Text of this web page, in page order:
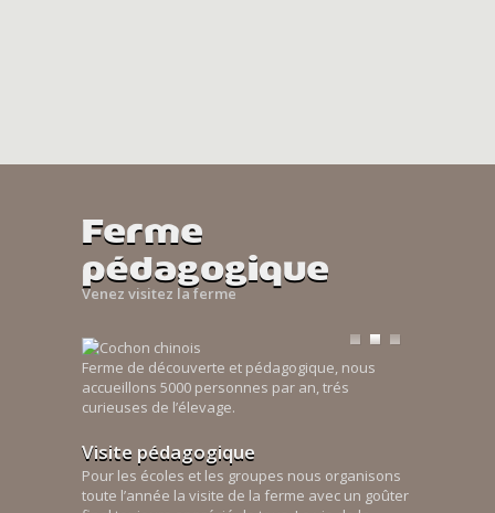
Ferme
pédagogique
Venez visitez la ferme
Ferme de découverte et pédagogique, nous
accueillons 5000 personnes par an, trés
curieuses de l’élevage.
Visite pédagogique
Pour les écoles et les groupes nous organisons
toute l’année la visite de la ferme avec un goûter